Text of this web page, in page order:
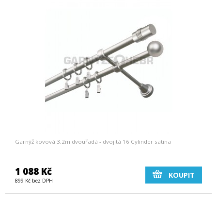
Garnýž kovová 3,2m dvouřadá - dvojitá 16 Cylinder satina
1 088 Kč
899 Kč bez DPH
KOUPIT